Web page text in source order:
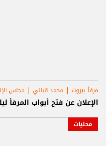
مرفأ بيروت محمد قباني مجلس
الإعلان عن فتح أبواب المرفأ ليلاً
محليات